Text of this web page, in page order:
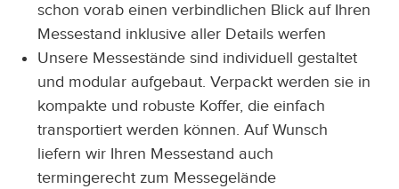
schon vorab einen verbindlichen Blick auf Ihren
Messestand inklusive aller Details werfen
Unsere Messestände sind individuell gestaltet
und modular aufgebaut. Verpackt werden sie in
kompakte und robuste Koffer, die einfach
transportiert werden können. Auf Wunsch
liefern wir Ihren Messestand auch
termingerecht zum Messegelände